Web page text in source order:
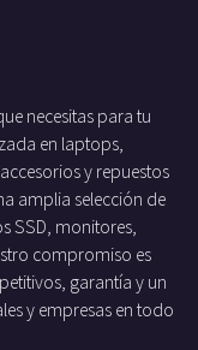
necesitas para tu
en laptops,
y repuestos
amplia selección de
SSD, monitores,
compromiso es
garantía y un
y empresas en todo